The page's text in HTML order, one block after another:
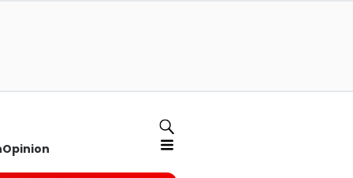
Opinion